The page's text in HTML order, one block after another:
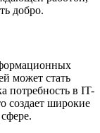
добро.
может стать
потребность в IT-
создает широкие